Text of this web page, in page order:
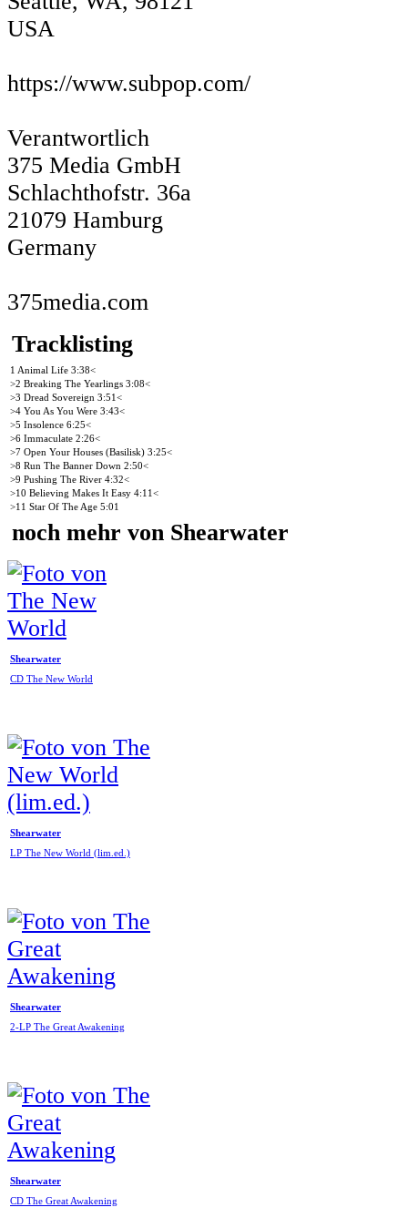
USA
https://www.subpop.com/
Verantwortlich
375 Media GmbH
Schlachthofstr. 36a
21079 Hamburg
Germany
375media.com
Tracklisting
1 Animal Life 3:38<
>2 Breaking The Yearlings 3:08<
>3 Dread Sovereign 3:51<
>4 You As You Were 3:43<
>5 Insolence 6:25<
>6 Immaculate 2:26<
>7 Open Your Houses (Basilisk) 3:25<
>8 Run The Banner Down 2:50<
>9 Pushing The River 4:32<
>10 Believing Makes It Easy 4:11<
>11 Star Of The Age 5:01
noch mehr von Shearwater
Shearwater
CD The New World
Shearwater
LP The New World (lim.ed.)
Shearwater
2-LP The Great Awakening
Shearwater
CD The Great Awakening